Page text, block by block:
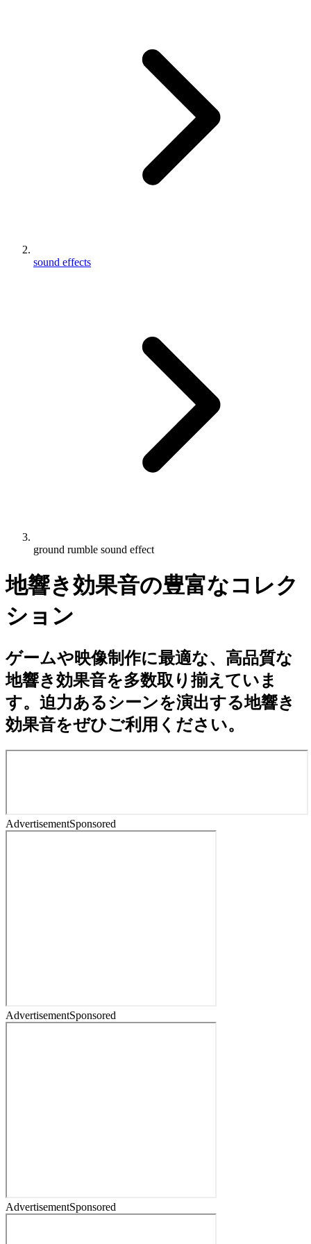
sound effects
ground rumble sound effect
地響き効果音の豊富なコレク
ション
ゲームや映像制作に最適な、高品質な
地響き効果音を多数取り揃えていま
す。迫力あるシーンを演出する地響き
効果音をぜひご利用ください。
AdvertisementSponsored
AdvertisementSponsored
AdvertisementSponsored